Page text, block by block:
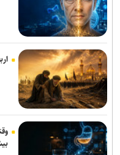
عرضه شد
چرا پیشرفته‌ترین
کاربران بعد از این
تماس بگیرند
دریافت کنند
بازی Quake به مناسبت ۳۰ سالگی، صاحب کمپین داستانی جدیدی شد